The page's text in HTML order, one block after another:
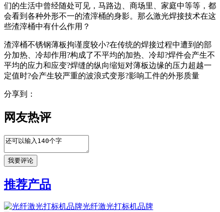
们的生活中曾经随处可见，马路边、商场里、家庭中等等，都
会看到各种外形不一的渣滓桶的身影。那么激光焊接技术在这
些渣滓桶中有什么作用？
渣滓桶不锈钢薄板拘谨度较小?在传统的焊接过程中遭到的部
分加热、冷却作用?构成了不平均的加热、冷却?焊件会产生不
平均的应力和应变?焊缝的纵向缩短对薄板边缘的压力超越一
定值时?会产生较严重的波浪式变形?影响工件的外形质量
分享到：
网友热评
推荐产品
光纤激光打标机品牌